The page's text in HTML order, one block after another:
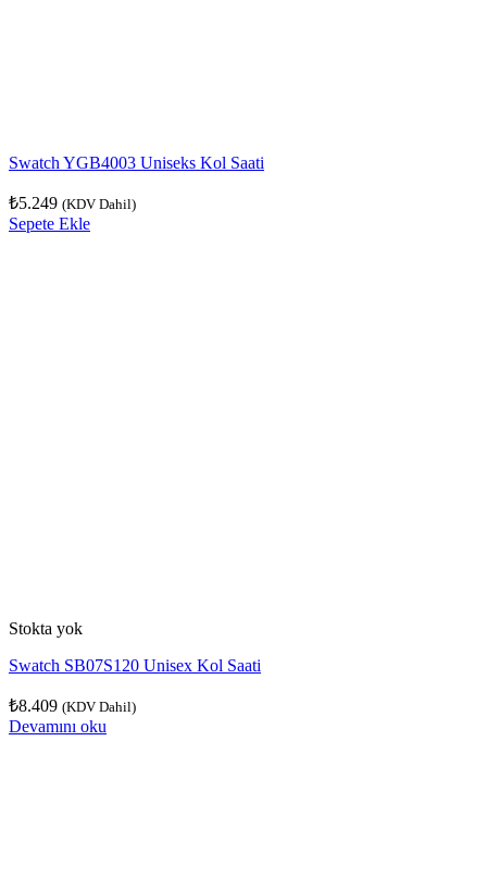
Swatch YGB4003 Uniseks Kol Saati
₺5.249 (KDV Dahil)
Sepete Ekle
Stokta yok
Swatch SB07S120 Unisex Kol Saati
₺8.409 (KDV Dahil)
Devamını oku